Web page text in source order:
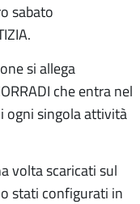
sabato
si allega
che entra nel
ogni singola attività
volta scaricati sul
stati configurati in